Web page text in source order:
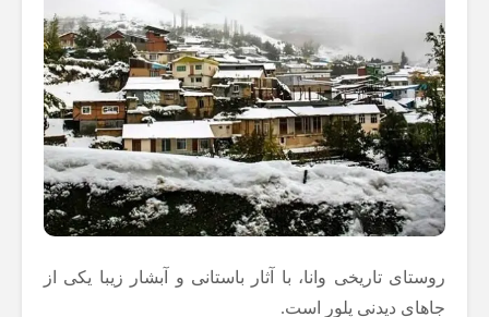
روستای تاریخی وانا، با آثار باستانی و آبشار زیبا یکی از
جاهای دیدنی پلور است.